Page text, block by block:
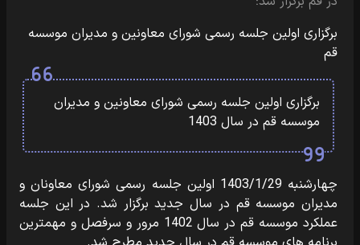
برگزاری اولین جلسه رسمی شورای معاونین و مدیران موسسه
قم
برگزاری اولین جلسه رسمی شورای معاونین و مدیران
موسسه قم در سال 1403
چهارشنبه 1403/1/29 اولین جلسه رسمی شورای معاونان و
مدیران موسسه قم در سال جدید برگزار شد. در این جلسه
عملکرد موسسه قم در سال 1402 مرور و سرفصل و مهمترین